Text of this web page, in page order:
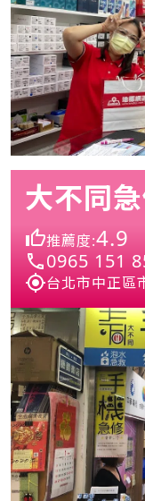
大不同
推薦度:4.9
0965 151
台北市中正區